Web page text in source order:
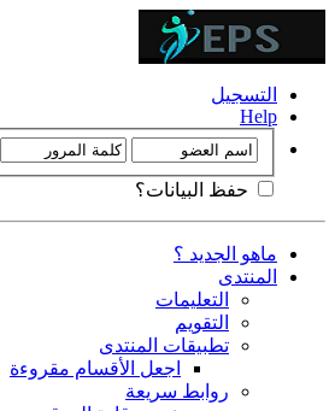
التسجيل
Help
حفظ البيانات؟
ماهو الجديد ؟
المنتدى
التعليمات
التقويم
تطبيقات المنتدى
اجعل الأقسام مقروءة
روابط سريعة